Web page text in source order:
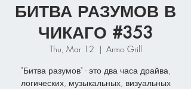
БИТВА РАЗУМОВ В
ЧИКАГО #353
Thu, Mar 12
  |
Armo Grill
"Битва разумов" - это два часа драйва,
логических, музыкальных, визуальных